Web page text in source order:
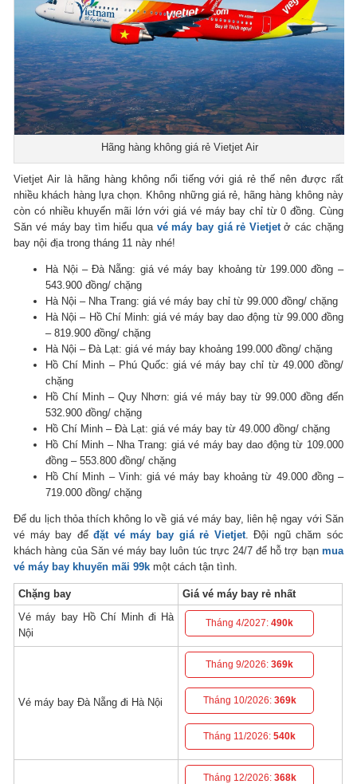
Hãng hàng không giá rẻ Vietjet Air
Vietjet Air là hãng hàng không nổi tiếng với giá rẻ thế nên được rất
nhiều khách hàng lựa chọn. Không những giá rẻ, hãng hàng không này
còn có nhiều khuyến mãi lớn với giá vé máy bay chỉ từ 0 đồng. Cùng
Săn vé máy bay tìm hiểu qua vé máy bay giá rẻ Vietjetở các chặng
bay nội địa trong tháng 11 này nhé!
Hà Nội – Đà Nẵng: giá vé máy bay khoảng từ 199.000 đồng –
543.900 đồng/ chặng
Hà Nội – Nha Trang: giá vé máy bay chỉ từ 99.000 đồng/ chặng
Hà Nội – Hồ Chí Minh: giá vé máy bay dao động từ 99.000 đồng
– 819.900 đồng/ chặng
Hà Nội – Đà Lạt: giá vé máy bay khoảng 199.000 đồng/ chặng
Hồ Chí Minh – Phú Quốc: giá vé máy bay chỉ từ 49.000 đồng/
chặng
Hồ Chí Minh – Quy Nhơn: giá vé máy bay từ 99.000 đồng đến
532.900 đồng/ chặng
Hồ Chí Minh – Đà Lạt: giá vé máy bay từ 49.000 đồng/ chặng
Hồ Chí Minh – Nha Trang: giá vé máy bay dao động từ 109.000
đồng – 553.800 đồng/ chặng
Hồ Chí Minh – Vinh: giá vé máy bay khoảng từ 49.000 đồng –
719.000 đồng/ chặng
Để du lịch thỏa thích không lo về giá vé máy bay, liên hệ ngay với Săn
vé máy bay đểđặt vé máy bay giá rẻ Vietjet. Đội ngũ chăm sóc
khách hàng của Săn vé máy bay luôn túc trực 24/7 để hỗ trợ bạn mua
vé máy bay khuyến mãi 99k một cách tận tình.
Chặng bay
Giá vé máy bay rẻ nhất
Vé máy bay Hồ Chí Minh đi Hà
Nội
Tháng 4/2027:490k
Vé máy bay Đà Nẵng đi Hà Nội
Tháng 9/2026:369k
Tháng 10/2026: 369k
Tháng 11/2026:540k
Tháng 12/2026: 368k